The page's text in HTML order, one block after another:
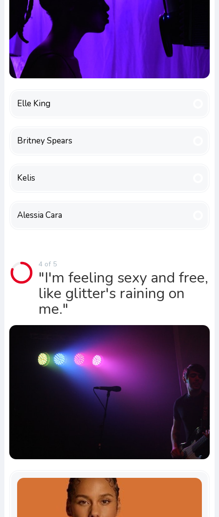
Elle King
Britney Spears
Kelis
Alessia Cara
4 of 5
"I'm feeling sexy and free,
like glitter's raining on
me."